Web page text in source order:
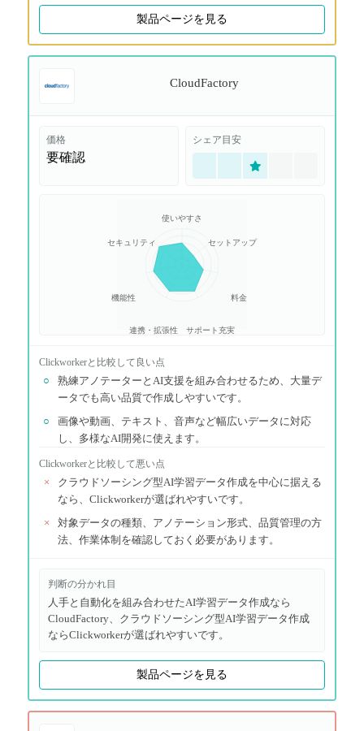
製品ページを見る
CloudFactory
価格
要確認
シェア目安
使いやすさ
セットアップ
料金
サポート充実
連携・拡張性
機能性
セキュリティ
Clickworkerと比較して良い点
○
熟練アノテーターとAI支援を組み合わせるため、大量デ
ータでも高い品質で作成しやすいです。
○
画像や動画、テキスト、音声など幅広いデータに対応
し、多様なAI開発に使えます。
Clickworkerと比較して悪い点
×
クラウドソーシング型AI学習データ作成を中心に据える
なら、Clickworkerが選ばれやすいです。
×
対象データの種類、アノテーション形式、品質管理の方
法、作業体制を確認しておく必要があります。
判断の分かれ目
人手と自動化を組み合わせたAI学習データ作成なら
CloudFactory、クラウドソーシング型AI学習データ作成
ならClickworkerが選ばれやすいです。
製品ページを見る